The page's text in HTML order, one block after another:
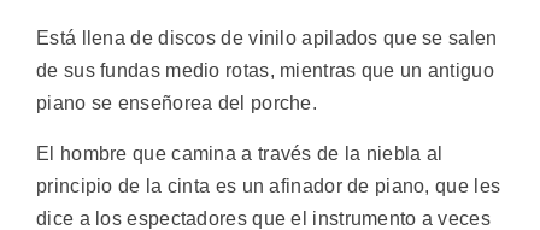
Está llena de discos de vinilo apilados que se salen
de sus fundas medio rotas, mientras que un antiguo
piano se enseñorea del porche.
El hombre que camina a través de la niebla al
principio de la cinta es un afinador de piano, que les
dice a los espectadores que el instrumento a veces